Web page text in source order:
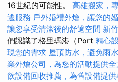
16世紀的可能性。 高雄搬家，
遷服務 戶外婚禮外燴，讓您的
讓您享受清潔後的舒適空間 新
們認識了格里瑪港（Port 精心
現您的需求 屋頂防水，避免雨
業外燴公司，為您的活動提供
飲設備回收推薦，為舊設備提